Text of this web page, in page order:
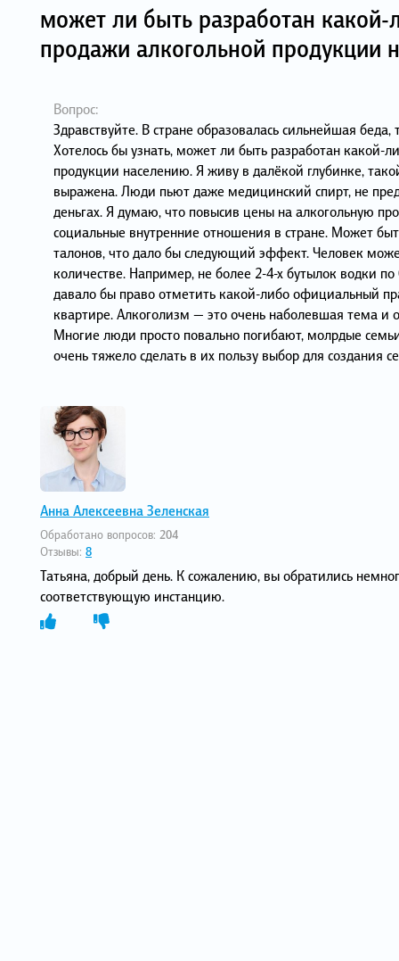
может ли быть разработан
продажи алкогольной продукции
Вопрос:
Здравствуйте. В стране образовалась сильнейшая
Хотелось бы узнать, может ли быть разработан
продукции населению. Я живу в далёкой глубинке,
выражена. Люди пьют даже медицинский спирт, не
деньгах. Я думаю, что повысив цены на алкогольную
социальные внутренние отношения в стране. Может
талонов, что дало бы следующий эффект. Человек
количестве. Например, не более 2-4-х бутылок водки
давало бы право отметить какой-либо официальный
квартире. Алкоголизм — это очень наболевшая тема
Многие люди просто повально погибают, молрдые
очень тяжело сделать в их пользу выбор для создания
Анна Алексеевна Зеленская
Обработано вопросов: 204
Отзывы: 8
Татьяна, добрый день. К сожалению, вы обратились
соответствующую инстанцию.